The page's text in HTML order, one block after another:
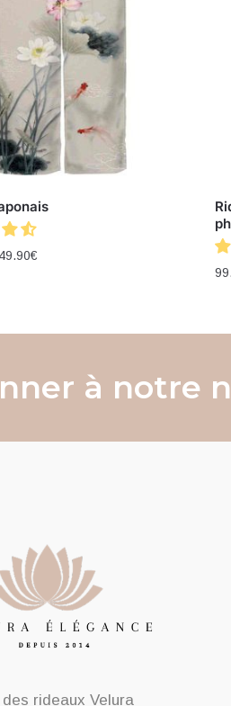
49.90€
à notre
rideaux Velura